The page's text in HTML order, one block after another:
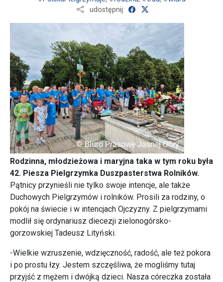
udostępnij:
udostępnij na Facebooku
Rodzinna, młodzieżowa i maryjna taka w tym roku była
42. Piesza Pielgrzymka Duszpasterstwa Rolników.
Pątnicy przynieśli nie tylko swoje intencje, ale także
Duchowych Pielgrzymów i rolników. Prosili za rodziny, o
pokój na świecie i w intencjach Ojczyzny. Z pielgrzymami
modlił się ordynariusz diecezji zielonogórsko-
gorzowskiej Tadeusz Lityński.
-Wielkie wzruszenie, wdzięczność, radość, ale też pokora
i po prostu łzy. Jestem szczęśliwa, że mogliśmy tutaj
przyjść z mężem i dwójką dzieci. Nasza córeczka została